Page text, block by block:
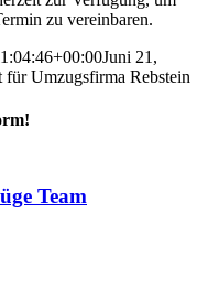
zu vereinbaren.
Juni 21,
für Umzugsfirma Rebstein
Team